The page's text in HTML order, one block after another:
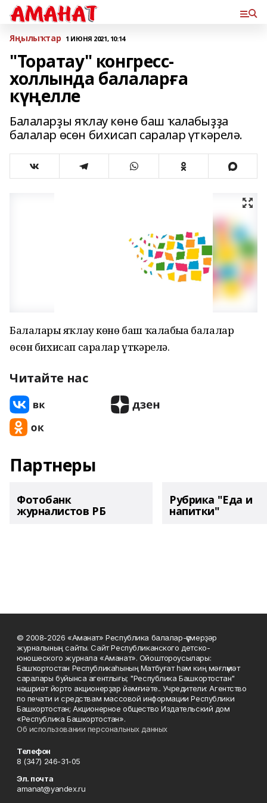
Яңылыҡтар 1 ИЮНЯ 2021, 10:14
"Торатау" конгресс-
холлында балаларға
күңелле
Балаларҙы яҡлау көнө баш ҡалабыҙҙа
балалар өсөн бихисап саралар үткәрелә.
Балаларҙы яҡлау көнө баш ҡалабыҙҙа балалар
өсөн бихисап саралар үткәрелә.
Читайте нас
Партнеры
Фотобанк
журналистов РБ
Рубрика "Еда и
напитки"
© 2008-2026 «Аманат» Республика балалар-үҫмерҙәр
журналының сайты. Сайт Республиканского детско-
юношеского журнала «Аманат». Ойоштороусылары:
Башҡортостан Республикаһының Матбуғат һәм киң мәғлүмәт
саралары буйынса агентлығы; "Республика Башкортостан"
нәшриәт йорто акционерҙар йәмғиәте.. Учредители: Агентство
по печати и средствам массовой информации Республики
Башкортостан; Акционерное общество Издательский дом
«Республика Башкортостан».
Об использовании персональных данных
Телефон
8 (347) 246-31-05
Эл. почта
amanat@yandex.ru